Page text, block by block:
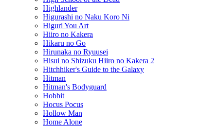
Highlander
Higurashi no Naku Koro Ni
Higuri You Art
Hiiro no Kakera
Hikaru no Go
Hirunaka no Ryuusei
Hisui no Shizuku Hiiro no Kakera 2
Hitchhiker's Guide to the Galaxy
Hitman
Hitman's Bodyguard
Hobbit
Hocus Pocus
Hollow Man
Home Alone